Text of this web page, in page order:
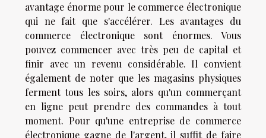
avantage énorme pour le commerce électronique
qui ne fait que s'accélérer. Les avantages du
commerce électronique sont énormes. Vous
pouvez commencer avec très peu de capital et
finir avec un revenu considérable. Il convient
également de noter que les magasins physiques
ferment tous les soirs, alors qu'un commerçant
en ligne peut prendre des commandes à tout
moment. Pour qu'une entreprise de commerce
électronique gagne de l'argent, il suffit de faire